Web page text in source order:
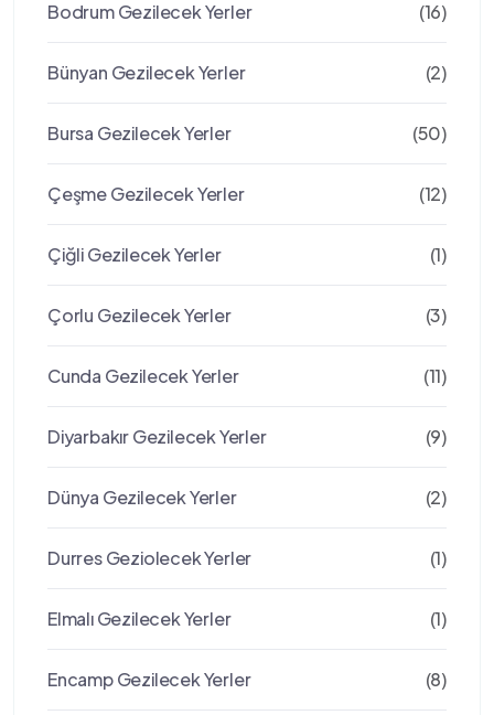
Bodrum Gezilecek Yerler (16)
Bünyan Gezilecek Yerler (2)
Bursa Gezilecek Yerler (50)
Çeşme Gezilecek Yerler (12)
Çiğli Gezilecek Yerler (1)
Çorlu Gezilecek Yerler (3)
Cunda Gezilecek Yerler (11)
Diyarbakır Gezilecek Yerler (9)
Dünya Gezilecek Yerler (2)
Durres Geziolecek Yerler (1)
Elmalı Gezilecek Yerler (1)
Encamp Gezilecek Yerler (8)